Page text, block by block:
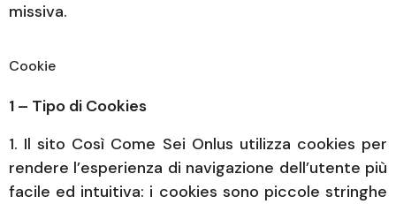
missiva.
Cookie
1 – Tipo di Cookies
1. Il sito Così Come Sei Onlus utilizza cookies per
rendere l’esperienza di navigazione dell’utente più
facile ed intuitiva: i cookies sono piccole stringhe